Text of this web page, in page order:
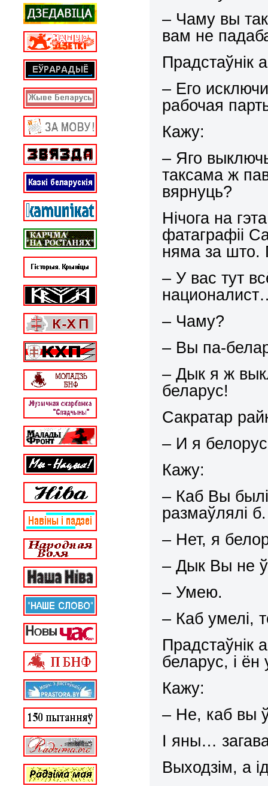
– Чаму вы
вам не
Прадстаўнік
– Его
рабочая
Кажу:
– Яго
таксама ж
вярнуць?
Нічога на
фатаграфіі
няма за што.
– У вас тут
– Чаму?
– Вы па-
– Дык я ж
беларус!
Сакратар
– И я
Кажу:
– Каб Вы
размаўлялі б.
– Нет, я
– Дык Вы не
– Умею.
– Каб умелі,
Прадстаўнік
беларус, і ён
Кажу:
– Не, каб вы
І яны…
Выходзім, а